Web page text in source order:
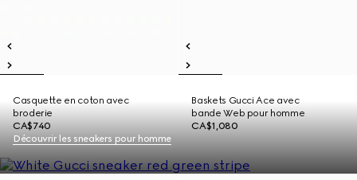
Casquette en coton avec
broderie
CA$740
Baskets Gucci Ace avec
bande Web pour homme
CA$1,080
Découvrir les sneakers pour homme